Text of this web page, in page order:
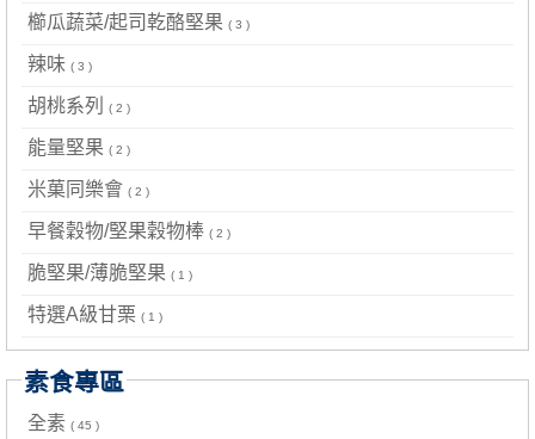
櫛瓜蔬菜/起司乾酪堅果 ( 3 )
辣味 ( 3 )
胡桃系列 ( 2 )
能量堅果 ( 2 )
米菓同樂會 ( 2 )
早餐穀物/堅果穀物棒 ( 2 )
脆堅果/薄脆堅果 ( 1 )
特選A級甘栗 ( 1 )
素食專區
全素 ( 45 )